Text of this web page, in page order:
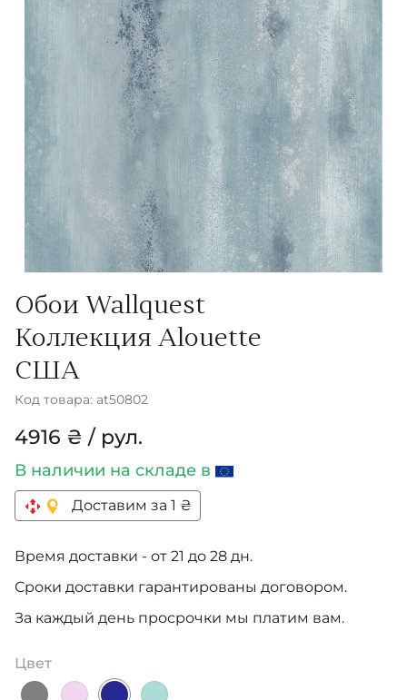
Обои Wallquest
Коллекция Alouette
США
Код товара: at50802
4916 ₴ / рул.
В наличии на складе в
Доставим за 1 ₴
Время доставки - от 21 до 28 дн.
Сроки доставки гарантированы договором.
За каждый день просрочки мы платим вам.
Цвет